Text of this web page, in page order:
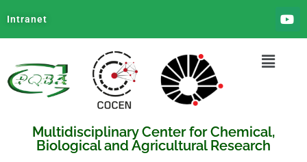
Intranet
Multidisciplinary Center for Chemical,
Biological and Agricultural Research